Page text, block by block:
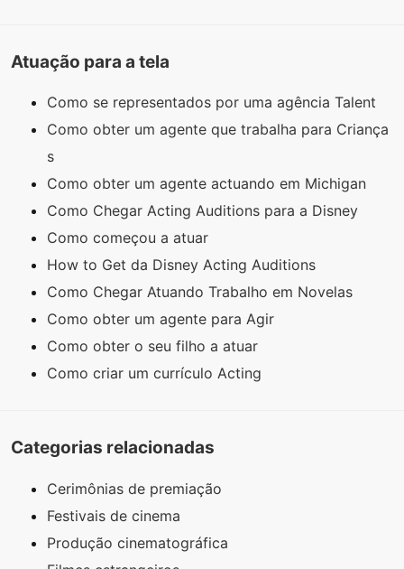
Atuação para a tela
Como se representados por uma agência Talent
Como obter um agente que trabalha para Criança
s
Como obter um agente actuando em Michigan
Como Chegar Acting Auditions para a Disney
Como começou a atuar
How to Get da Disney Acting Auditions
Como Chegar Atuando Trabalho em Novelas
Como obter um agente para Agir
Como obter o seu filho a atuar
Como criar um currículo Acting
Categorias relacionadas
Cerimônias de premiação
Festivais de cinema
Produção cinematográfica